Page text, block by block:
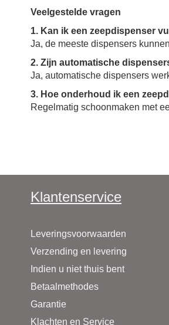
Veelgestelde vragen
1. Kan ik een zeepdispenser
Ja, de meeste dispensers
2. Zijn automatische
Ja, automatische dispensers
3. Hoe onderhoud ik een
Regelmatig schoonmaken met
Klantenservice
Leveringsvoorwaarden
Verzending en levering
Indien u niet thuis bent
Betaalmethodes
Garantie
Klachten en Service